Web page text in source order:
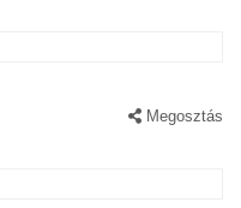
Megosztás